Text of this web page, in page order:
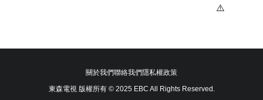
關於我們聯絡我們隱私權政策
東森電視 版權所有 © 2025 EBC All Rights Reserved.